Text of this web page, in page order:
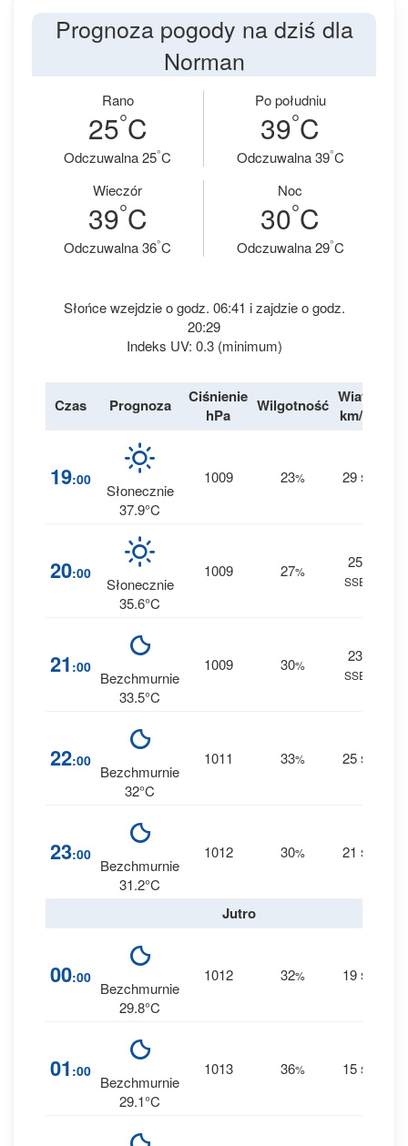
Prognoza pogody na dziś dla
Norman
Rano
25°C
Odczuwalna 25°C
Po południu
39°C
Odczuwalna 39°C
Wieczór
39°C
Odczuwalna 36°C
Noc
30°C
Odczuwalna 29°C
Słońce wzejdzie o godz. 06:41 i zajdzie o godz.
20:29
Indeks UV: 0.3 (minimum)
Czas Prognoza
Ciśnienie
hPa
Wilgotność Wiatr
km/h
19:00
Słonecznie
37.9°C
1009 23% 29 S
20:00
Słonecznie
35.6°C
1009 27%
25
SSE
21 :00
Bezchmurnie
33.5°C
1009 30%
23
SSE
22:00
Bezchmurnie
32°C
1011 33% 25 S
23:00
Bezchmurnie
31.2°C
1012 30% 21 S
Jutro
00:00
Bezchmurnie
29.8°C
1012 32% 19 S
01 :00
Bezchmurnie
29.1°C
1013 36% 15 S